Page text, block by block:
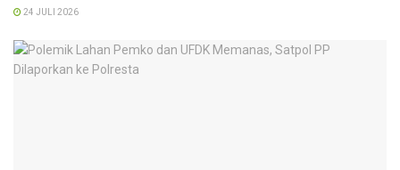
24 JULI 2026